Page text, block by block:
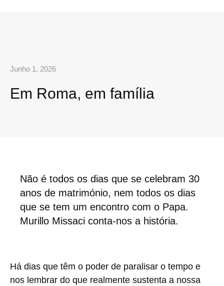
Junho 1, 2026
Em Roma, em família
Não é todos os dias que se celebram 30
anos de matrimónio, nem todos os dias
que se tem um encontro com o Papa.
Murillo Missaci conta-nos a história.
Há dias que têm o poder de paralisar o tempo e
nos lembrar do que realmente sustenta a nossa